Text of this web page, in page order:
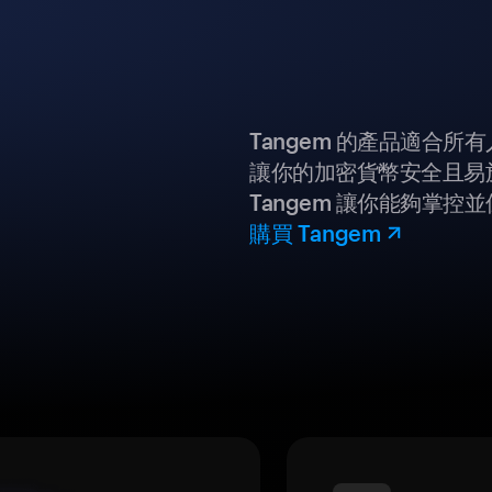
Tangem 的產品適合所
讓你的加密貨幣安全且
Tangem 讓你能夠掌控
購買 Tangem